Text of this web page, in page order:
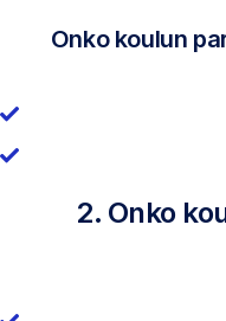
Onko koulun
2. Onko